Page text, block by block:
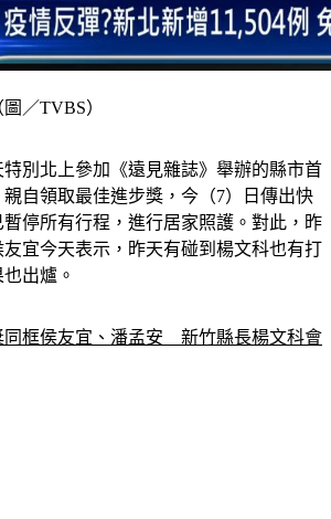
自領取最佳進步獎，今（7）日傳出快
停所有行程，進行居家照護。對此，昨
宜今天表示，昨天有碰到楊文科也有打
出爐。